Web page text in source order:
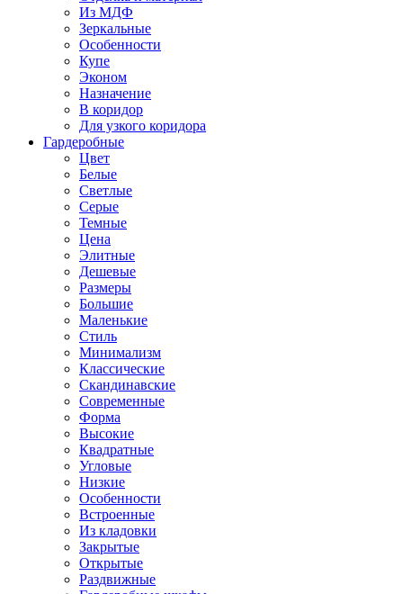
Из МДФ
Зеркальные
Особенности
Купе
Эконом
Назначение
В коридор
Для узкого коридора
Гардеробные
Цвет
Белые
Светлые
Серые
Темные
Цена
Элитные
Дешевые
Размеры
Большие
Маленькие
Стиль
Минимализм
Классические
Скандинавские
Современные
Форма
Высокие
Квадратные
Угловые
Низкие
Особенности
Встроенные
Из кладовки
Закрытые
Открытые
Раздвижные